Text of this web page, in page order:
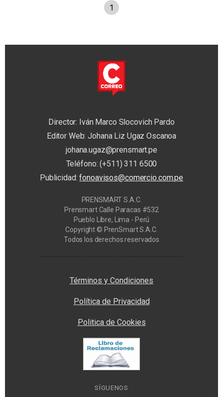
1
Director: Iván Marco Slocovich Pardo
Editor Web: Johana Liz Ugaz Oscanoa
johana.ugaz@prensmart.pe
Teléfono: (+511) 311 6500
Publicidad:fonoavisos@comercio.com.pe
PRENSMART S.A.C.
Prensmart Calle Paracas #532
Pueblo Libre, Lima - Perú
Copyright © PrenSmart S.A.C.
Todos los derechos reservados
Términos y Condiciones
Política de Privacidad
Politica de Cookies
SÍGUENOS